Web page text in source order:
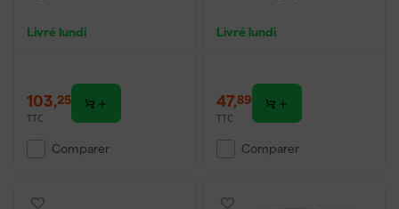
Livré lundi
103,25
TTC
Comparer
Livré lundi
47,89
TTC
Comparer